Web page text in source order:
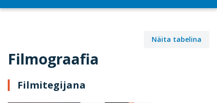
Filmograafia
Näita tabelina
Filmitegijana